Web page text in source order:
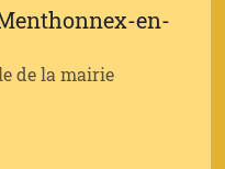
en-
de la mairie